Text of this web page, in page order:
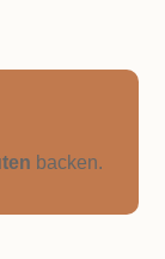
backen.